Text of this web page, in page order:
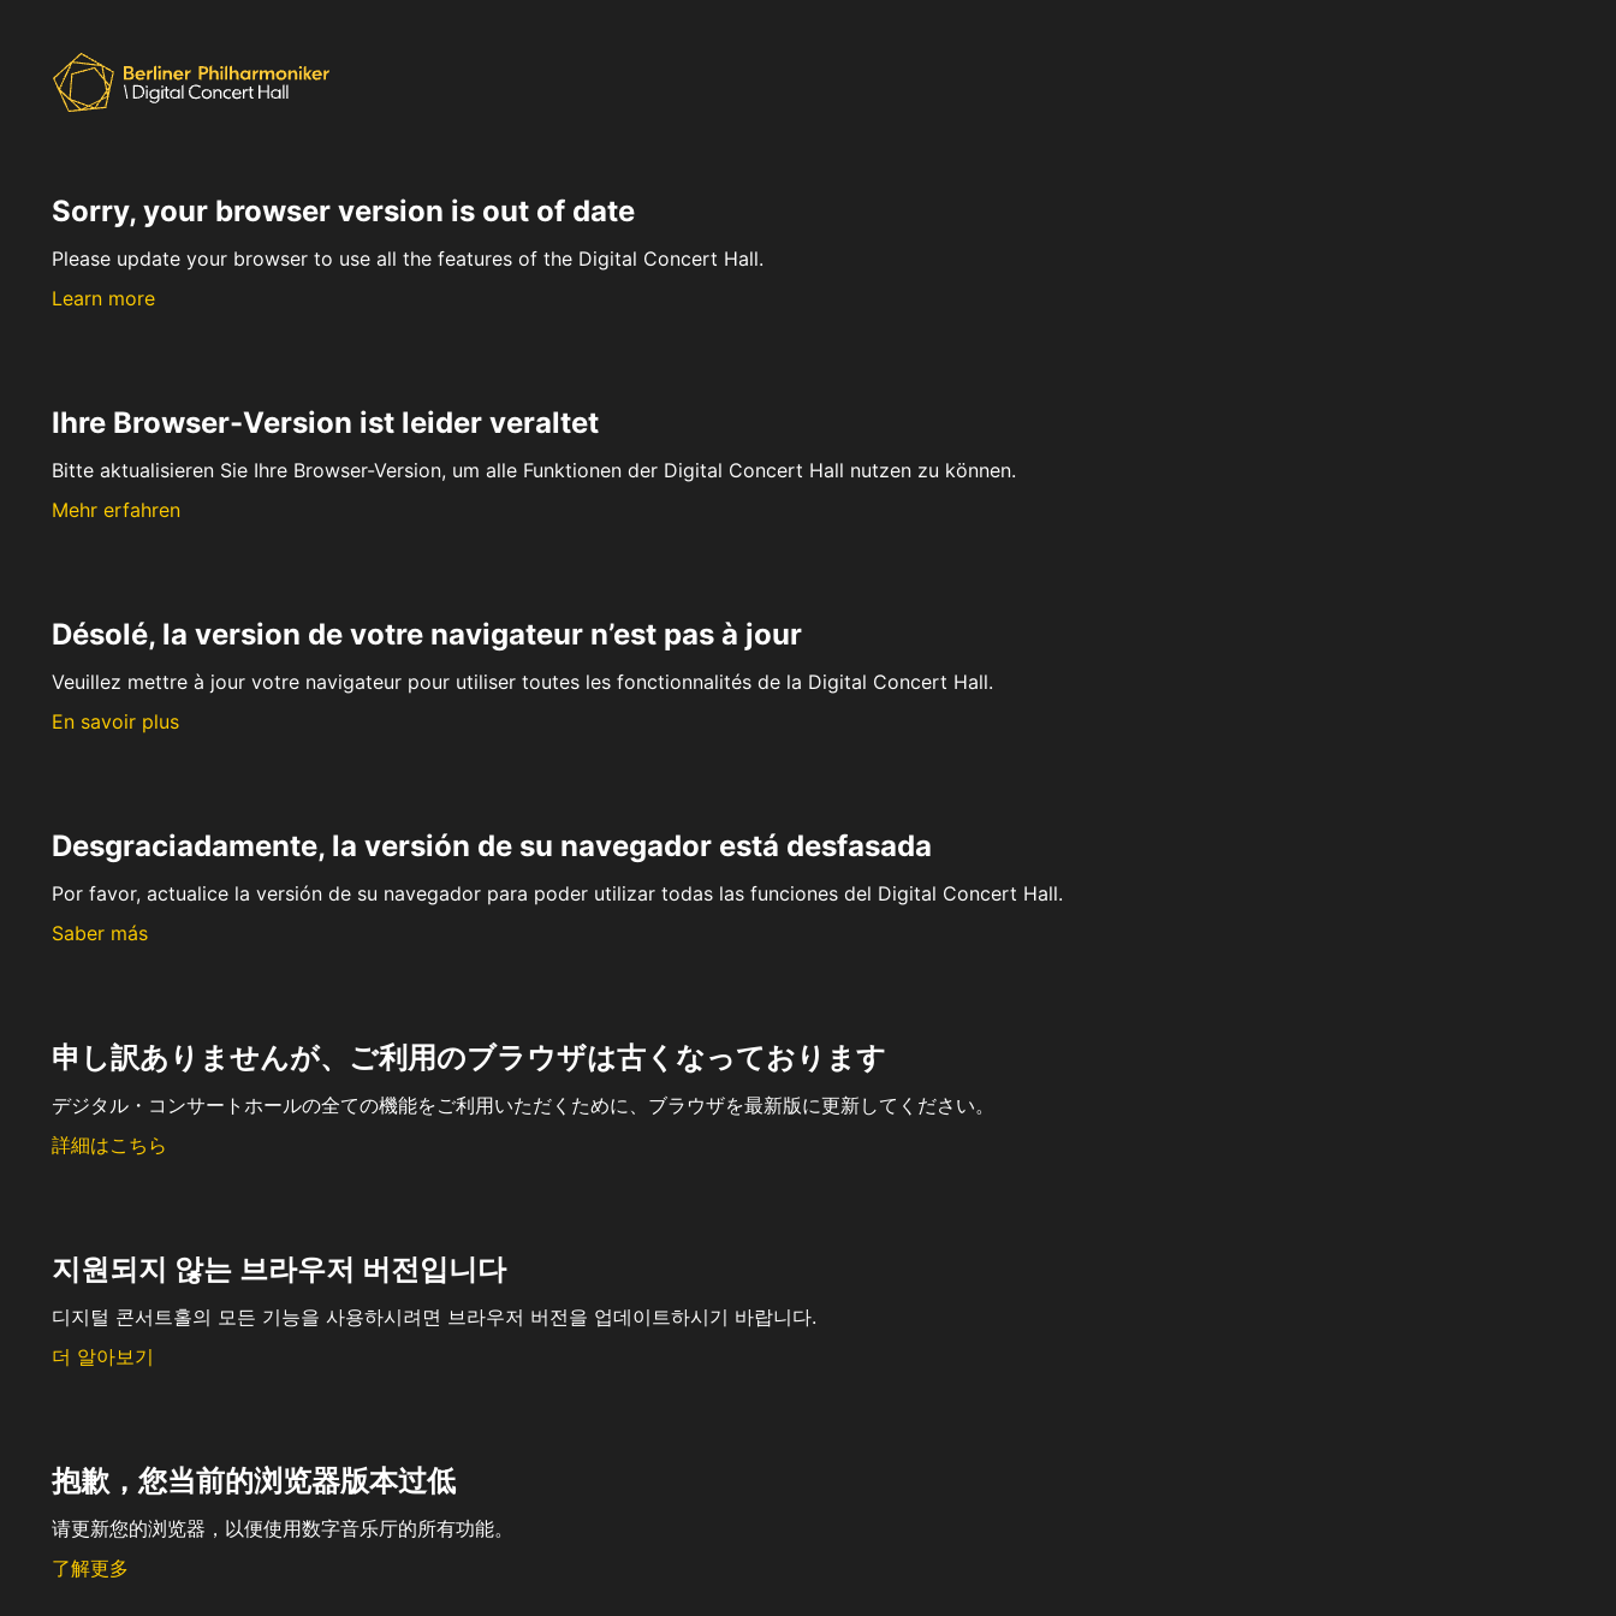
Sorry, your browser version is out of date
Please update your browser to use all the features of the Digital Concert Hall.
Learn more
Ihre Browser-Version ist leider veraltet
Bitte aktualisieren Sie Ihre Browser-Version, um alle Funktionen der Digital Concert Hall nutzen zu können.
Mehr erfahren
Désolé, la version de votre navigateur n’est pas à jour
Veuillez mettre à jour votre navigateur pour utiliser toutes les fonctionnalités de la Digital Concert Hall.
En savoir plus
Desgraciadamente, la versión de su navegador está desfasada
Por favor, actualice la versión de su navegador para poder utilizar todas las funciones del Digital Concert Hall.
Saber más
申し訳ありませんが、ご利用のブラウザは古くなっております
デジタル・コンサートホールの全ての機能をご利用いただくために、ブラウザを最新版に更新してください。
詳細はこちら
지원되지 않는 브라우저 버전입니다
디지털 콘서트홀의 모든 기능을 사용하시려면 브라우저 버전을 업데이트하시기 바랍니다.
더 알아보기
抱歉，您当前的浏览器版本过低
请更新您的浏览器，以便使用数字音乐厅的所有功能。
了解更多